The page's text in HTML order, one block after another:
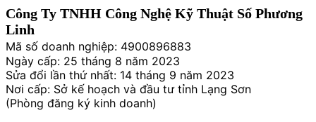
Công Ty TNHH Công Nghệ Kỹ Thuật Số Phương
Linh
Mã số doanh nghiệp: 4900896883
Ngày cấp: 25 tháng 8 năm 2023
Sửa đổi lần thứ nhất: 14 tháng 9 năm 2023
Nơi cấp: Sở kế hoạch và đầu tư tỉnh Lạng Sơn
(Phòng đăng ký kinh doanh)